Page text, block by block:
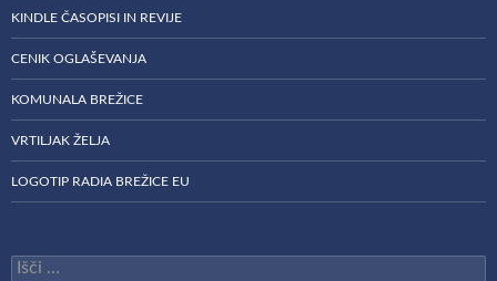
KINDLE ČASOPISI IN REVIJE
CENIK OGLAŠEVANJA
KOMUNALA BREŽICE
VRTILJAK ŽELJA
LOGOTIP RADIA BREŽICE EU
Išči: